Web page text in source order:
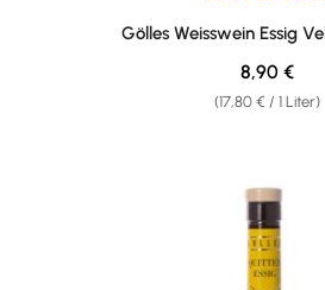
Durchschnittliche Bewertung
Gölles Weisswein Essig
(17,80 € / 1 Liter)
Regulärer
8,90 €